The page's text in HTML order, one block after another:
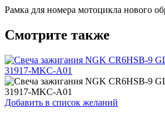
Рамка для номера мотоцикла нового
Смотрите также
Добавить в список желаний